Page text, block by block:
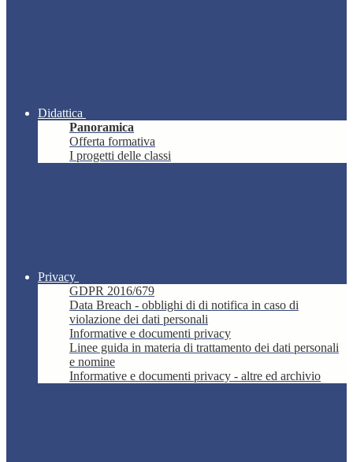
Didattica
Panoramica
Offerta formativa
I progetti delle classi
Privacy
GDPR 2016/679
Data Breach - obblighi di di notifica in caso di
violazione dei dati personali
Informative e documenti privacy
Linee guida in materia di trattamento dei dati personali
e nomine
Informative e documenti privacy - altre ed archivio